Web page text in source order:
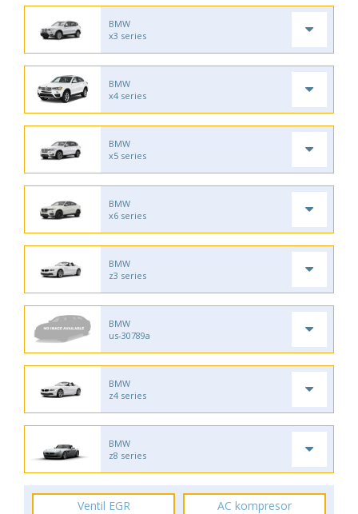
BMW
x3 series
BMW
x4 series
BMW
x5 series
BMW
x6 series
BMW
z3 series
BMW
us-30789a
BMW
z4 series
BMW
z8 series
Ventil EGR AC kompresor